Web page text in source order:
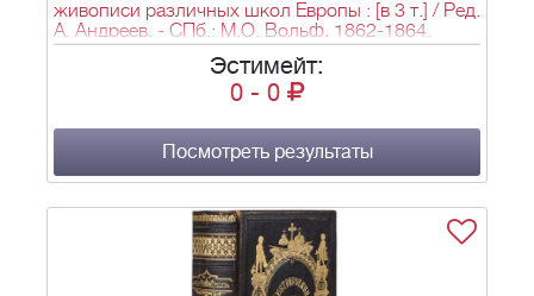
живописи различных школ Европы : [в 3 т.] / Ред.
А. Андреев. - СПб.: М.О. Вольф, 1862-1864.
Эстимейт:
0 - 0
Посмотреть результаты